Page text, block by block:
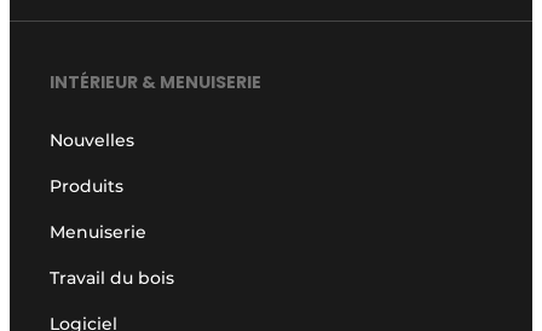
INTÉRIEUR & MENUISERIE
Nouvelles
Produits
Menuiserie
Travail du bois
Logiciel